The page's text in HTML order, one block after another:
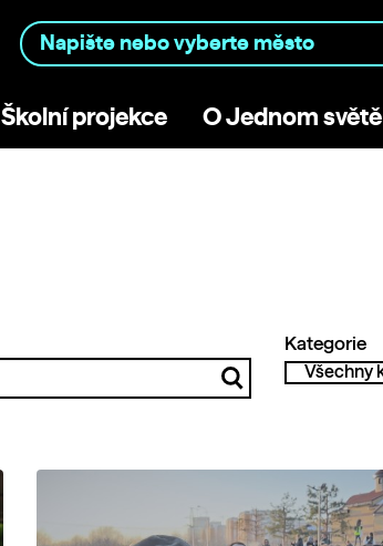
Školní projekce O Jednom světě
Kategorie